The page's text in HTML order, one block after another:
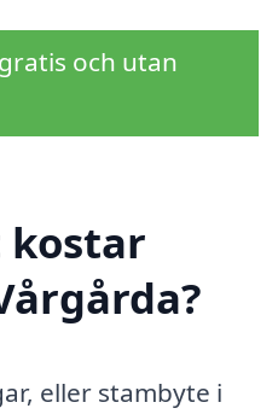
och utan
kostar
eller stambyte i